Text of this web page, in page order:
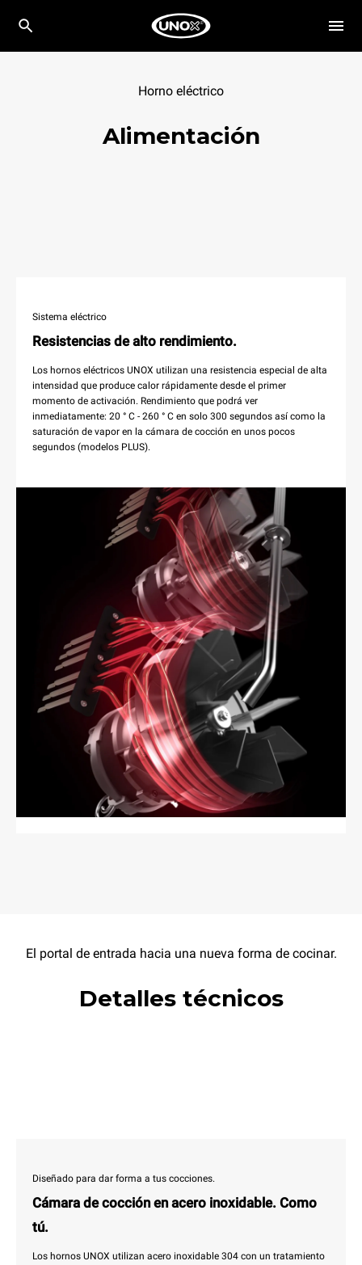
Horno eléctrico
Alimentación
Sistema eléctrico
Resistencias de alto rendimiento.
Los hornos eléctricos UNOX utilizan una resistencia especial de alta
intensidad que produce calor rápidamente desde el primer
momento de activación. Rendimiento que podrá ver
inmediatamente: 20 ° C - 260 ° C en solo 300 segundos así como la
saturación de vapor en la cámara de cocción en unos pocos
segundos (modelos PLUS).
El portal de entrada hacia una nueva forma de cocinar.
Detalles técnicos
Diseñado para dar forma a tus cocciones.
Cámara de cocción en acero inoxidable. Como
tú.
Los hornos UNOX utilizan acero inoxidable 304 con un tratamiento